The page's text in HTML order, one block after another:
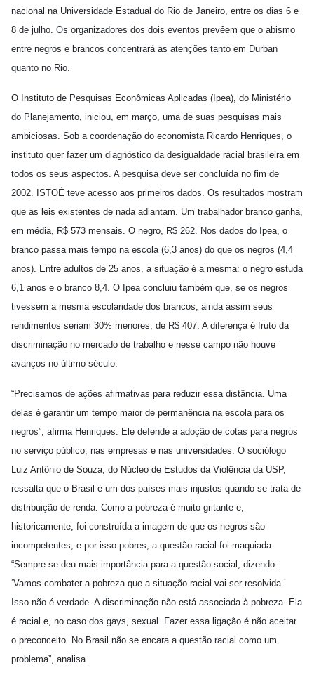
nacional na Universidade Estadual do Rio de Janeiro, entre os dias 6 e
8 de julho. Os organizadores dos dois eventos prevêem que o abismo
entre negros e brancos concentrará as atenções tanto em Durban
quanto no Rio.
O Instituto de Pesquisas Econômicas Aplicadas (Ipea), do Ministério
do Planejamento, iniciou, em março, uma de suas pesquisas mais
ambiciosas. Sob a coordenação do economista Ricardo Henriques, o
instituto quer fazer um diagnóstico da desigualdade racial brasileira em
todos os seus aspectos. A pesquisa deve ser concluída no fim de
2002. ISTOÉ teve acesso aos primeiros dados. Os resultados mostram
que as leis existentes de nada adiantam. Um trabalhador branco ganha,
em média, R$ 573 mensais. O negro, R$ 262. Nos dados do Ipea, o
branco passa mais tempo na escola (6,3 anos) do que os negros (4,4
anos). Entre adultos de 25 anos, a situação é a mesma: o negro estuda
6,1 anos e o branco 8,4. O Ipea concluiu também que, se os negros
tivessem a mesma escolaridade dos brancos, ainda assim seus
rendimentos seriam 30% menores, de R$ 407. A diferença é fruto da
discriminação no mercado de trabalho e nesse campo não houve
avanços no último século.
“Precisamos de ações afirmativas para reduzir essa distância. Uma
delas é garantir um tempo maior de permanência na escola para os
negros”, afirma Henriques. Ele defende a adoção de cotas para negros
no serviço público, nas empresas e nas universidades. O sociólogo
Luiz Antônio de Souza, do Núcleo de Estudos da Violência da USP,
ressalta que o Brasil é um dos países mais injustos quando se trata de
distribuição de renda. Como a pobreza é muito gritante e,
historicamente, foi construída a imagem de que os negros são
incompetentes, e por isso pobres, a questão racial foi maquiada.
“Sempre se deu mais importância para a questão social, dizendo:
‘Vamos combater a pobreza que a situação racial vai ser resolvida.’
Isso não é verdade. A discriminação não está associada à pobreza. Ela
é racial e, no caso dos gays, sexual. Fazer essa ligação é não aceitar
o preconceito. No Brasil não se encara a questão racial como um
problema”, analisa.